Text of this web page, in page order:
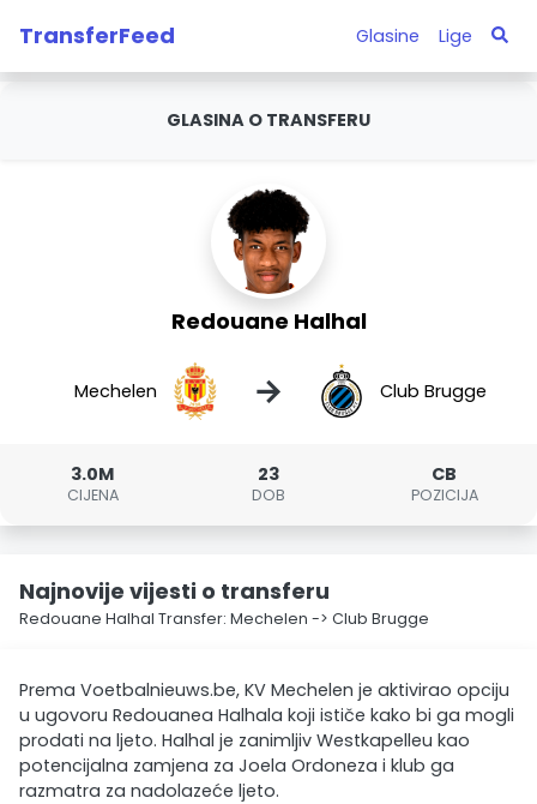
TransferFeed Glasine Lige
GLASINA O TRANSFERU
Redouane Halhal
Mechelen → Club Brugge
3.0M
CIJENA
23
DOB
CB
POZICIJA
Najnovije vijesti o transferu
Redouane Halhal Transfer: Mechelen -> Club Brugge
Prema Voetbalnieuws.be, KV Mechelen je aktivirao opciju
u ugovoru Redouanea Halhala koji ističe kako bi ga mogli
prodati na ljeto. Halhal je zanimljiv Westkapelleu kao
potencijalna zamjena za Joela Ordoneza i klub ga
razmatra za nadolazeće ljeto.